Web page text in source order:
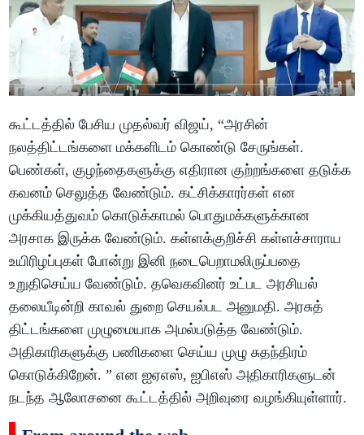
கூட்டத்தில் பேசிய முதல்வர் விஜய், “அரசின்
நலத்திட்டங்களை மக்களிடம் கொண்டு சேருங்கள்.
பெண்கள், குழந்தைகளுக்கு எதிரான குற்றங்களை தடுக்க
கவனம் செலுத்த வேண்டும். கட்சிக்காரர்கள் என
முக்கியத்துவம் கொடுக்காமல் பொதுமக்களுக்கான
அரசாக இருக்க வேண்டும். கள்ளக்குறிச்சி கள்ளச்சாராய
உயிரிழப்புகள் போன்று இனி நடைபெறாமலிருப்பதை
உறுதிசெய்ய வேண்டும். தவெகவினர் உட்பட அரசியல்
தலையீடின்றி காவல் துறை செயல்பட அனுமதி. அரசுத்
திட்டங்களை முழுமையாக அமல்படுத்த வேண்டும்.
அதிகாரிகளுக்கு பணிகளை செய்ய முழு சுதந்திரம்
கொடுக்கிறேன். ” என ஐஏஎஸ், ஐபிஎஸ் அதிகாரிகளுடன்
நடந்த ஆலோசனை கூட்டத்தில் அறிவுரை வழங்கியுள்ளார்.